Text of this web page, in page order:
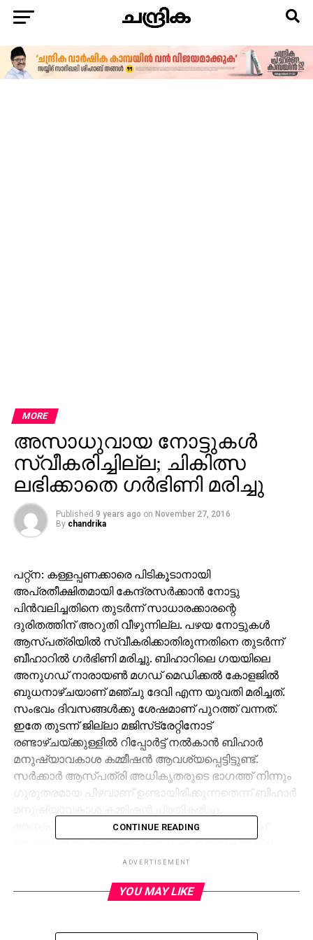
MORE
അസാധുവായ നോട്ടുകള്‍
സ്വീകരിച്ചില്ല; ചികിത്സ
ലഭിക്കാതെ ഗര്‍ഭിണി മരിച്ചു
Published 9 years ago on November 27, 2016
By chandrika
പറ്റ്‌ന: കള്ളപ്പണക്കാരെ പിടികൂടാനായി
അപ്രതീക്ഷിതമായി കേന്ദ്രസര്‍ക്കാന്‍ നോട്ടു
പിന്‍വലിച്ചതിനെ തുടര്‍ന്ന് സാധാരക്കാരന്റെ
ദുരിതത്തിന് അറുതി വീഴുന്നില്ല. പഴയ നോട്ടുകള്‍
ആസ്പത്രിയില്‍ സ്വീകരിക്കാതിരുന്നതിനെ തുടര്‍ന്ന്
ബീഹാറില്‍ ഗര്‍ഭിണി മരിച്ചു. ബിഹാറിലെ ഗയയിലെ
അനുഗഡ് നാരായണ്‍ മഗഡ് മെഡിക്കല്‍ കോളജില്‍
ബുധനാഴ്ചയാണ് മഞ്ചു ദേവി എന്ന യുവതി മരിച്ചത്.
സംഭവം ദിവസങ്ങള്‍ക്കു ശേഷമാണ് പുറത്ത് വന്നത്.
ഇതേ തുടന്ന് ജില്ലാ മജിസ്‌ട്രേറ്റിനോട്
രണ്ടാഴ്ചയ്ക്കുള്ളില്‍ റിപ്പോര്‍ട്ട് നല്‍കാന്‍ ബിഹാര്‍
മനുഷ്യാവകാശ കമ്മീഷന്‍ ആവശ്യപ്പെട്ടിട്ടുണ്ട്.
സര്‍ക്കാര്‍ ആസ്പത്രി അധികൃതരുടെ ഭാഗത്ത് നിന്നും
ഗുരുതരമായ പിഴവാണ് ഉണ്ടായിരിക്കുന്നതെന്ന് ബിഹാര്‍
ആസ്പത്രിയില്‍ പ്രവര്‍ത്തിക്കുന്ന ഡയാലിസിസ്
സെന്ററില്‍ യുവതിയുടെ ബന്ധുക്കള്‍ നല്‍കിയ 500
രൂപയുടെ നോട്ടുകള്‍ സ്വീകരിക്കാതിരുന്നതോടെയാണ്
ആസ്പത്രിക്കുള്ളിലെ ഡയാലിസീസ് സെന്റര്‍
CONTINUE READING
ADVERTISEMENT
YOU MAY LIKE